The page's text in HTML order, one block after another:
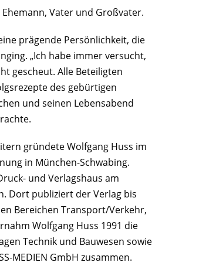
Vater und Großvater.
prägende Persönlichkeit, die
„Ich habe immer versucht,
gescheut. Alle Beteiligten
des gebürtigen
und seinen Lebensabend
gründete Wolfgang Huss im
in München-Schwabing.
und Verlagshaus am
Dort publiziert der Verlag bis
Bereichen Transport/Verkehr,
Wolfgang Huss 1991 die
Technik und Bauwesen sowie
MEDIEN GmbH zusammen.